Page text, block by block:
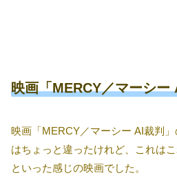
映画「MERCY／マーシー
映画「MERCY／マーシー AI裁判
はちょっと違ったけれど、これは
といった感じの映画でした。